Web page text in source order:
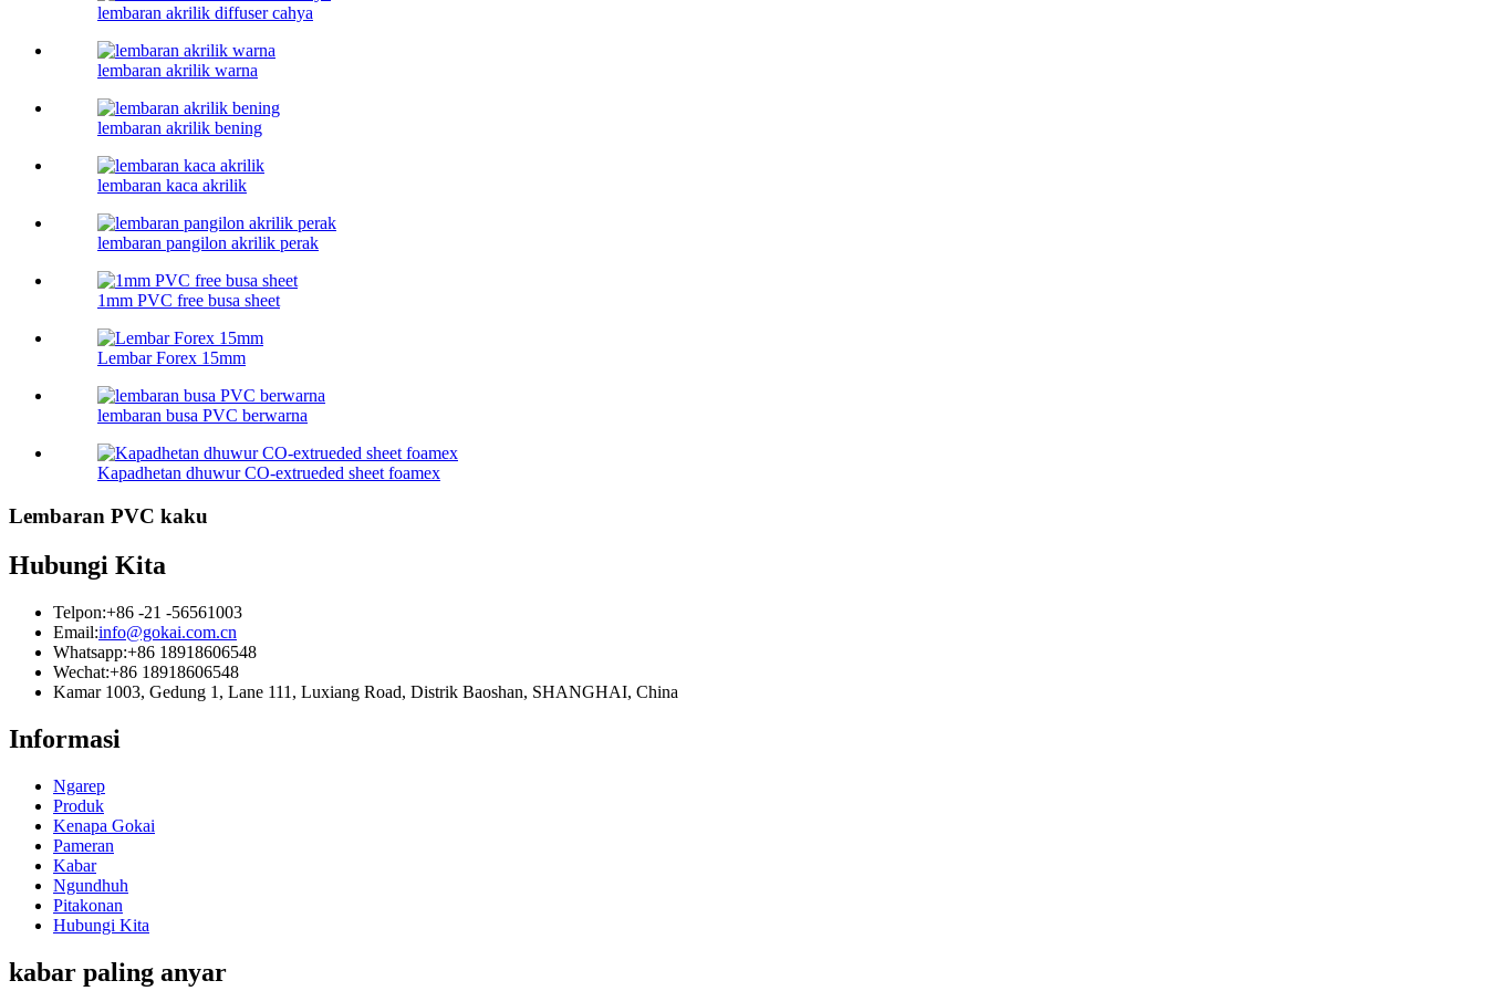
lembaran akrilik diffuser cahya
lembaran akrilik warna
lembaran akrilik bening
lembaran kaca akrilik
lembaran pangilon akrilik perak
1mm PVC free busa sheet
Lembar Forex 15mm
lembaran busa PVC berwarna
Kapadhetan dhuwur CO-extrueded sheet foamex
Lembaran PVC kaku
Hubungi Kita
Telpon:+86 -21 -56561003
Email:info@gokai.com.cn
Whatsapp:+86 18918606548
Wechat:+86 18918606548
Kamar 1003, Gedung 1, Lane 111, Luxiang Road, Distrik Baoshan, SHANGHAI, China
Informasi
Ngarep
Produk
Kenapa Gokai
Pameran
Kabar
Ngundhuh
Pitakonan
Hubungi Kita
kabar paling anyar